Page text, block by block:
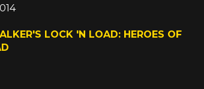
LOCK 'N LOAD: HEROES OF